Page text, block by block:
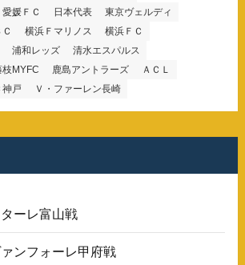
愛媛ＦＣ 日本代表
東京ヴェルディ
横浜Ｆマリノス
横浜ＦＣ
浦和レッズ
清水エスパルス
枝MYFC 鹿島アントラーズ
ＡＣＬ
神戸 Ｖ・ファーレン長崎
ーレ富山戦
ンフォーレ甲府戦